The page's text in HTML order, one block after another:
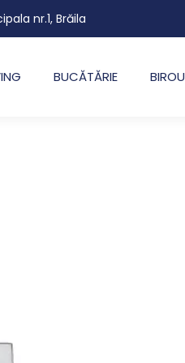
nr.1, Brăila
BUCĂTĂRIE BIROU